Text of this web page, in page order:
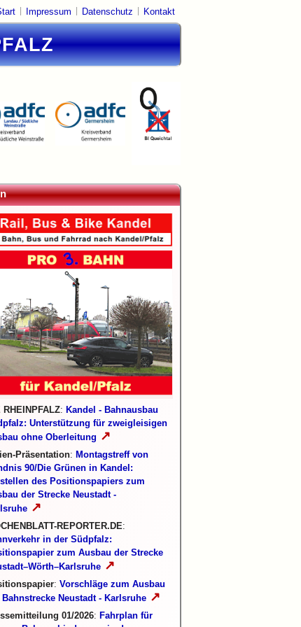
Impressum Datenschutz Kontakt
RHEINPFALZ: Kandel - Bahnausbau
Unterstützung für zweigleisigen
ohne Oberleitung ↗
Präsentation: Montagstreff von
90/Die Grünen in Kandel:
des Positionspapiers zum
der Strecke Neustadt -
↗
REPORTER.DE:
in der Südpfalz:
zum Ausbau der Strecke
↗
: Vorschläge zum Ausbau
Bahnstrecke Neustadt - Karlsruhe ↗
01/2026: Fahrplan für